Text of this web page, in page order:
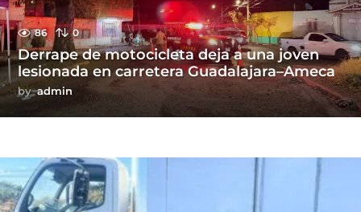
86 0
Derrape de motocicleta deja a una joven
lesionada en carretera Guadalajara–Ameca
by admin